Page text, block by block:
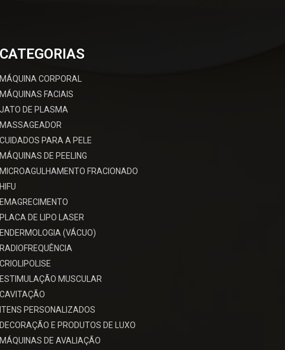
CATEGORIAS
MÁQUINA CORPORAL
MÁQUINAS FACIAIS
JATO DE PLASMA
MASSAGEADOR
CUIDADOS PARA A PELE
MÁQUINAS DE PEELING
MICROAGULHAMENTO FRACIONADO
HIFU
EMAGRECIMENTO
PLACA DE LIPO LASER
ENDERMOLOGIA (VÁCUO)
RADIOFREQUÊNCIA
CRIOLIPOLISE
ESTIMULAÇÃO MUSCULAR
CAVITAÇÃO
ITENS PERSONALIZADOS
DECORAÇÃO E PRODUTOS DE LUXO
MÁQUINAS DE AVALIAÇÃO